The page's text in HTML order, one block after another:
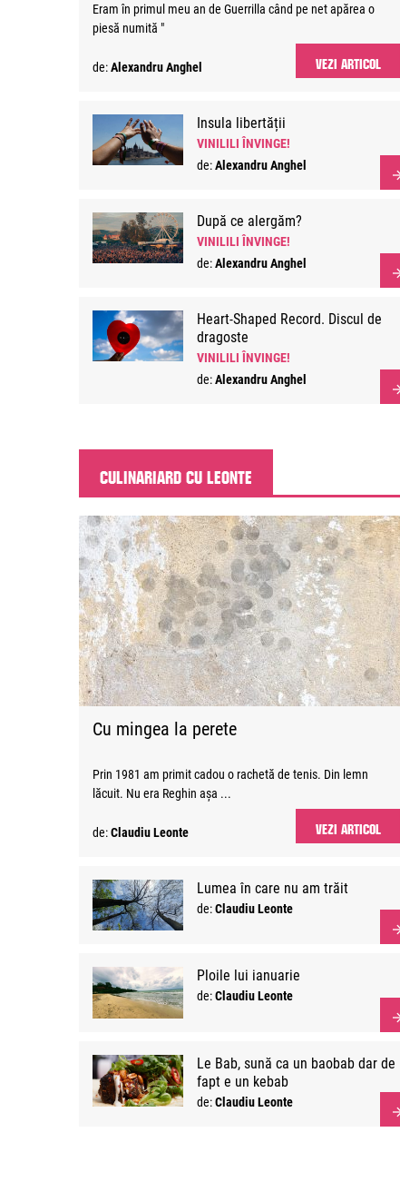
Eram în primul meu an de Guerrilla când pe net apărea o
piesă numită "
de:Alexandru Anghel VEZI ARTICOL
Insula libertății
VINILILI ÎNVINGE!
de:Alexandru Anghel
După ce alergăm?
VINILILI ÎNVINGE!
de:Alexandru Anghel
Heart-Shaped Record. Discul de
dragoste
VINILILI ÎNVINGE!
de:Alexandru Anghel
CULINARIARD CU LEONTE
Cu mingea la perete
Prin 1981 am primit cadou o rachetă de tenis. Din lemn
lăcuit. Nu era Reghin așa ...
de:Claudiu Leonte VEZI ARTICOL
Lumea în care nu am trăit
de:Claudiu Leonte
Ploile lui ianuarie
de:Claudiu Leonte
Le Bab, sună ca un baobab dar de
fapt e un kebab
de:Claudiu Leonte